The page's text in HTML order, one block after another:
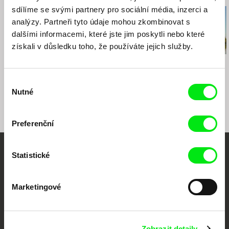
sdílíme se svými partnery pro sociální média, inzerci a
analýzy. Partneři tyto údaje mohou zkombinovat s
dalšími informacemi, které jste jim poskytli nebo které
získali v důsledku toho, že používáte jejich služby.
souhlasu
Nutné
Preferenční
Statistické
Marketingové
CONVENTION: Black Wall
Alef Na vodě
dokumentární kino
každý týden